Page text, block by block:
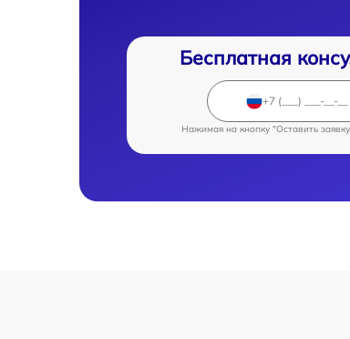
Бесплатная
Нажимая на кнопку "Оставить